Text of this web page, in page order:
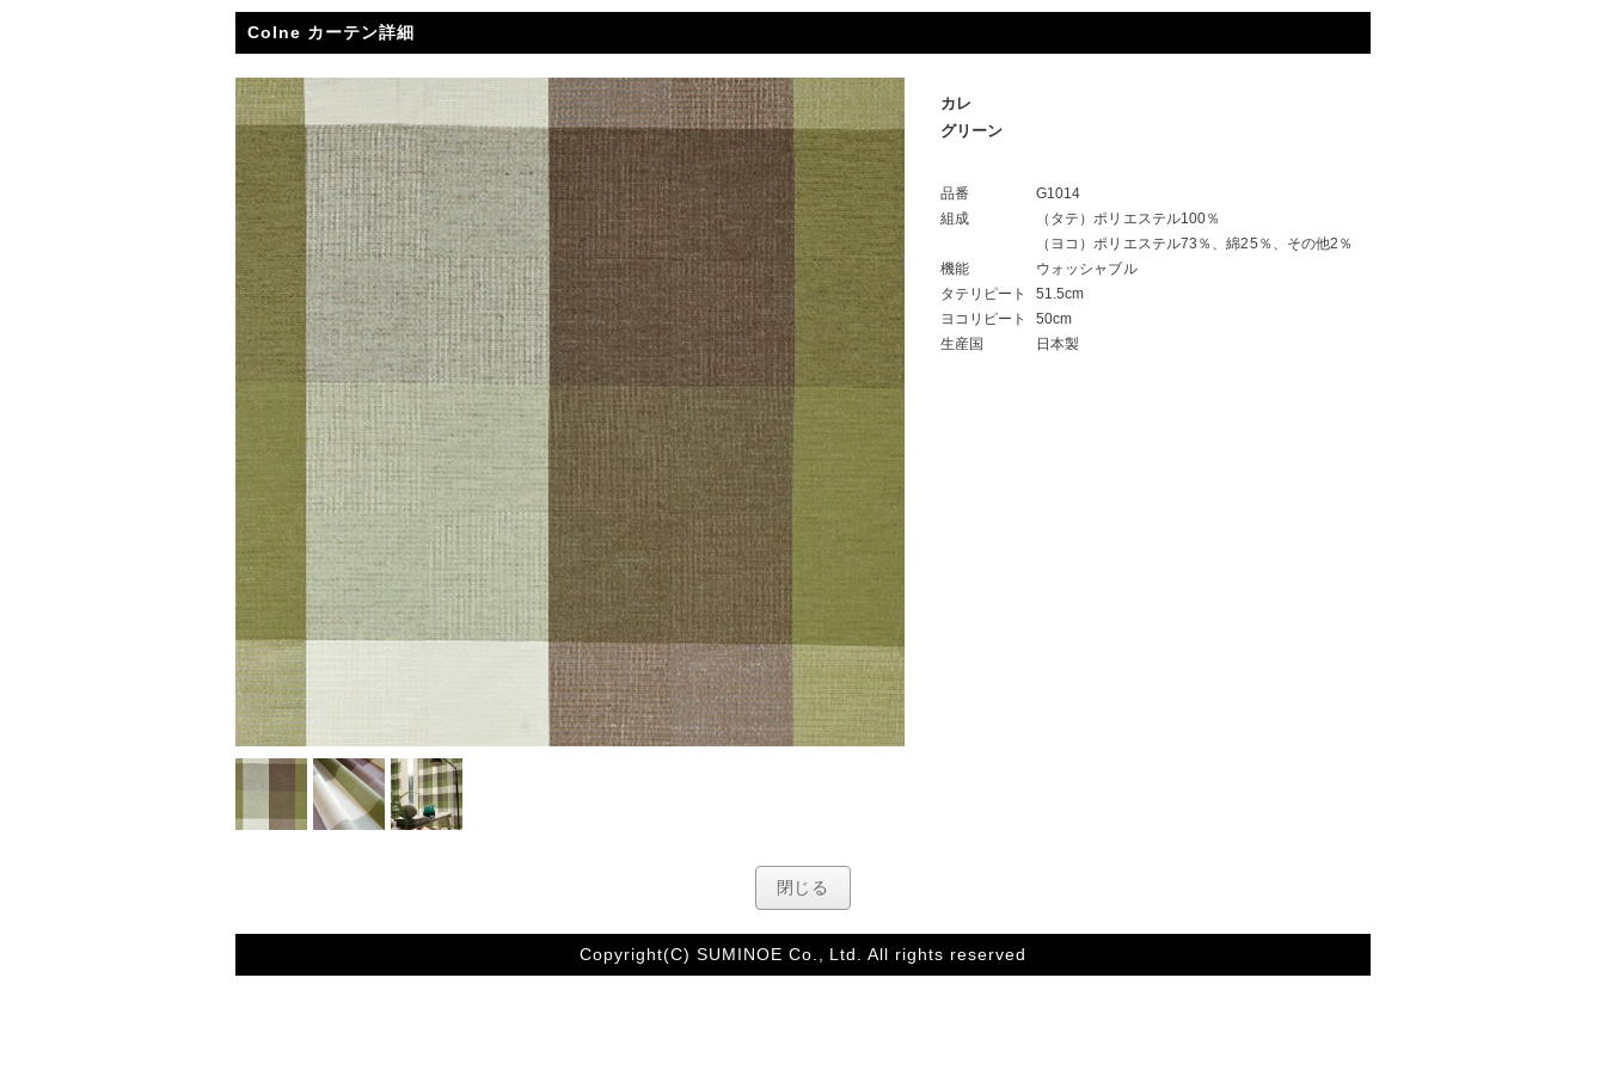
Colne カーテン詳細
カレ
グリーン
品番
G1014
組成
（タテ）ポリエステル100％
（ヨコ）ポリエステル73％、綿25％、その他2％
機能
ウォッシャブル
タテリピート
51.5cm
ヨコリピート
50cm
生産国
日本製
閉じる
Copyright(C) SUMINOE Co., Ltd. All rights reserved